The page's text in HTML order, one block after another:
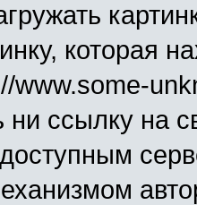
которая
www.some-
ни ссылку на